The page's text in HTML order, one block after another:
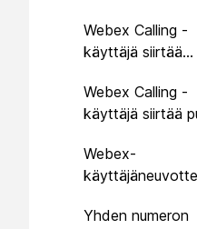
PSTN:stä
Webex Calling -
käyttäjä siirtää
puhelun toiselle
Calling -
Webex Calling -
käyttäjä siirtää
olevalle PSTN-
käyttäjälle
Webex-
käyttäjälle
Yhden numeron